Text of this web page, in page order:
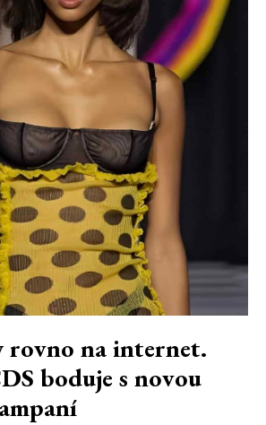
rovno na internet.
boduje s novou